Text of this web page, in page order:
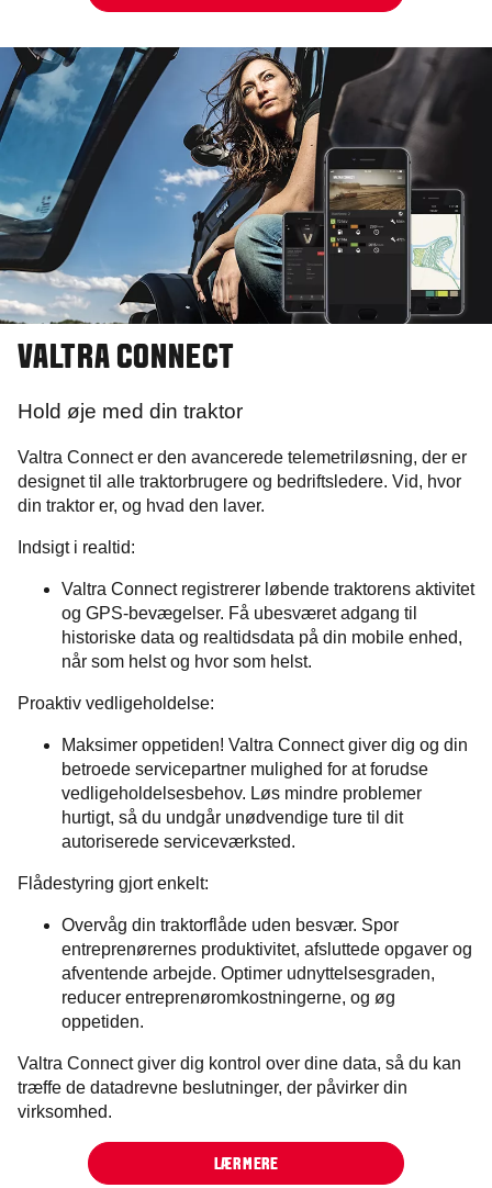
VALTRA CONNECT
Hold øje med din traktor
Valtra Connect er den avancerede telemetriløsning, der er
designet til alle traktorbrugere og bedriftsledere. Vid, hvor
din traktor er, og hvad den laver.
Indsigt i realtid:
Valtra Connect registrerer løbende traktorens aktivitet
og GPS-bevægelser. Få ubesværet adgang til
historiske data og realtidsdata på din mobile enhed,
når som helst og hvor som helst.
Proaktiv vedligeholdelse:
Maksimer oppetiden! Valtra Connect giver dig og din
betroede servicepartner mulighed for at forudse
vedligeholdelsesbehov. Løs mindre problemer
hurtigt, så du undgår unødvendige ture til dit
autoriserede serviceværksted.
Flådestyring gjort enkelt:
Overvåg din traktorflåde uden besvær. Spor
entreprenørernes produktivitet, afsluttede opgaver og
afventende arbejde. Optimer udnyttelsesgraden,
reducer entreprenøromkostningerne, og øg
oppetiden.
Valtra Connect giver dig kontrol over dine data, så du kan
træffe de datadrevne beslutninger, der påvirker din
virksomhed.
LÆR MERE